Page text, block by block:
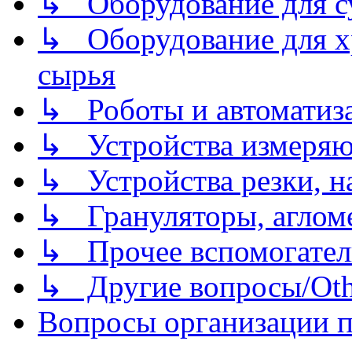
↳ Оборудование для
сырья
↳ Роботы и
↳ Устройства
↳ Устройства резки,
↳ Грануляторы,
↳ Прочее
↳ Другие вопросы/
Вопросы организации